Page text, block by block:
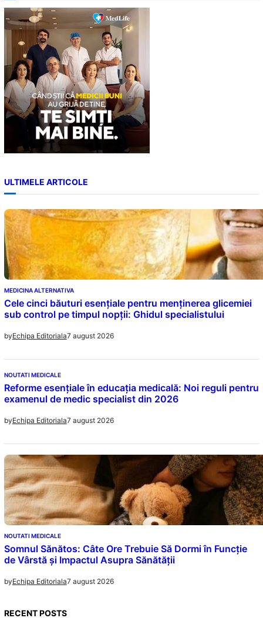
c
h
ULTIMELE ARTICOLE
MEDICINA ALTERNATIVA
Cele cinci băuturi esențiale pentru menținerea glicemiei
sub control pe timpul nopții: Ghidul specialistului
byEchipa Editoriala7 august 2026
NOUTATI MEDICALE
Reforme esențiale în educația medicală: Noi reguli pentru
examenul de medic specialist din 2026
byEchipa Editoriala7 august 2026
NOUTATI MEDICALE
Somnul Sănătos: Câte Ore Trebuie Să Dormi în Funcție
de Vârstă și Impactul Asupra Sănătății
byEchipa Editoriala7 august 2026
RECENT POSTS